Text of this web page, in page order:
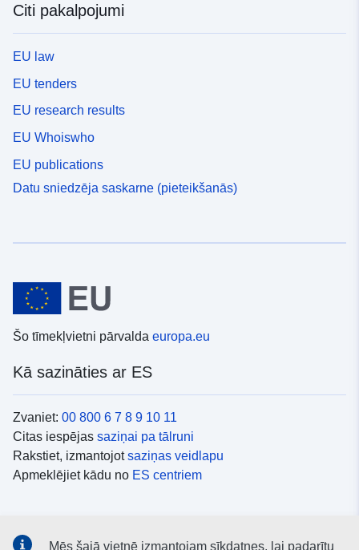
Citi pakalpojumi
EU law
EU tenders
EU research results
EU Whoiswho
EU publications
Datu sniedzēja saskarne (pieteikšanās)
Šo tīmekļvietni pārvalda europa.eu
Kā sazināties ar ES
Zvaniet: 00 800 6 7 8 9 10 11
Citas iespējas saziņai pa tālruni
Rakstiet, izmantojotsaziņas veidlapu
Apmeklējiet kādu no ES centriem
Mēs šajā vietnē izmantojam sīkdatnes, lai padarītu